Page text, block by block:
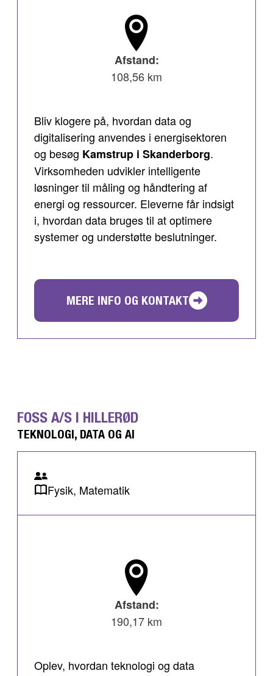
Afstand:
108,56 km
Bliv klogere på, hvordan data og
digitalisering anvendes i energisektoren
og besøg Kamstrup i Skanderborg.
Virksomheden udvikler intelligente
løsninger til måling og håndtering af
energi og ressourcer. Eleverne får indsigt
i, hvordan data bruges til at optimere
systemer og understøtte beslutninger.
MERE INFO OG KONTAKT
FOSS A/S I HILLERØD
TEKNOLOGI, DATA OG AI
Fysik, Matematik
Afstand:
190,17 km
Oplev, hvordan teknologi og data